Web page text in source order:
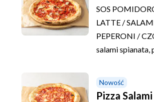
SOS
LATTE /
PEPERONI /
salami spianata,
Nowość
Pizza